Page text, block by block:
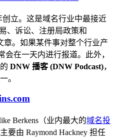
创立。这是域名行业中最接近
、诉讼、注册局政策和
。如果某件事对整个行业产
会在一天内进行报道。此外，
DNW 播客 (DNW Podcast)，
。
Berkens（业内最大的域名投
要由 Raymond Hackney 担任